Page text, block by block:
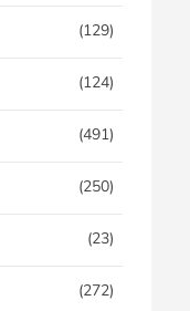
(129)
(124)
(491)
(250)
(23)
(272)